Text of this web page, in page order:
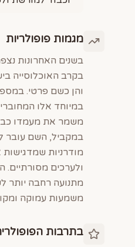
מגמות פופולריות
בשנים האחרונות
בקרב האוכלוסייה
והן כשם פרטי.
במיוחד אלו
משמר את מעמדו
במקביל, השם עובר
מודרניות
ולערכים
מתנועה רחבה יותר
משמעות עמוקה
בתרבות